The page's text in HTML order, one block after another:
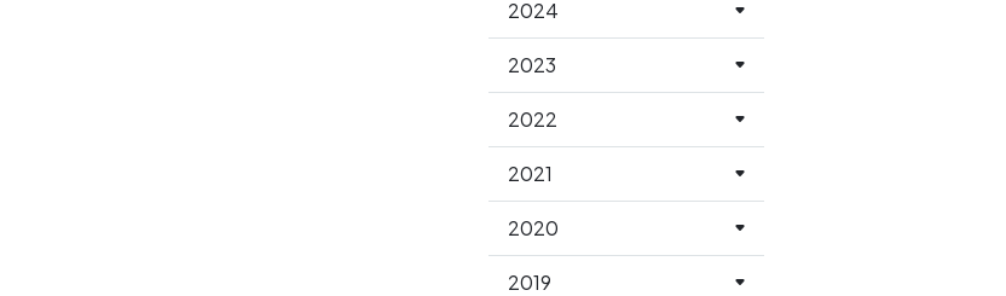
2024
2023
2022
2021
2020
2019